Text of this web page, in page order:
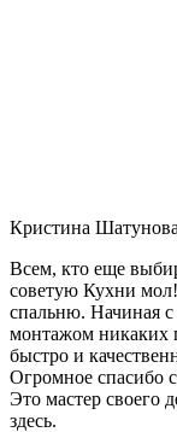
Кристина Шатунова
Всем, кто еще
советую Кухни
спальню. Начиная с
монтажом никаких
быстро и
Огромное спасибо
Это мастер своего
здесь.